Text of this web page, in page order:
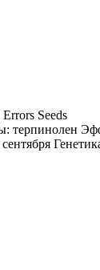
Seeds
терпинолен